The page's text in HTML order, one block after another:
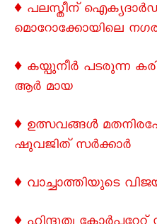
♦ പലസ്തീന്
മൊറോക്കോയിലെ
♦ കയ്പുനീർ പടരുന്ന
ആർ മായ
♦ ഉത്സവങ്ങൾ
ഷുവജിത് സർക്കാർ
♦ വാച്ചാത്തിയുടെ